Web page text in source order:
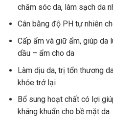
chăm sóc da, làm sạch da
Cân bằng độ PH tự nhiên
Cấp ẩm và giữ ẩm, giúp da
dầu – ẩm cho da
Làm dịu da, trị tổn thương
khỏe trở lại
Bổ sung hoạt chất có lợi
kháng khuẩn cho bề mặt da